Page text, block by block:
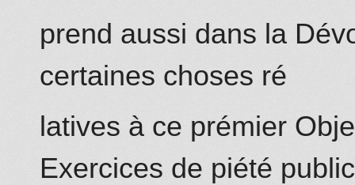
prend aussi dans la
certaines choses ré
latives à ce prémier
Exercices de piété